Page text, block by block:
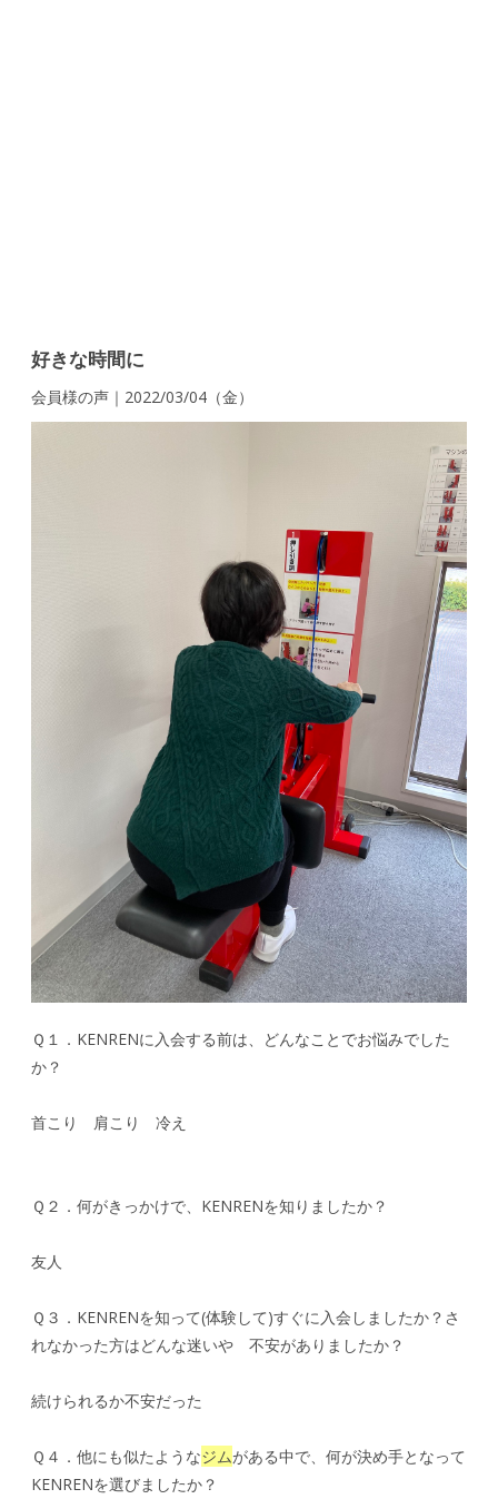
好きな時間に
会員様の声｜2022/03/04（金）
Ｑ１．KENRENに入会する前は、どんなことでお悩みでした
か？
首こり 肩こり 冷え
Ｑ２．何がきっかけで、KENRENを知りましたか？
友人
Ｑ３．KENRENを知って(体験して)すぐに入会しましたか？さ
れなかった方はどんな迷いや 不安がありましたか？
続けられるか不安だった
Ｑ４．他にも似たようなジムがある中で、何が決め手となって
KENRENを選びましたか？